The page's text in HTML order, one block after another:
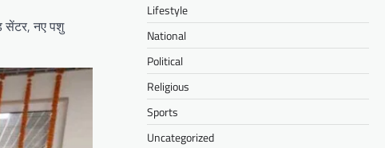
सेंटर, नए पशु
Lifestyle
National
Political
Religious
Sports
Uncategorized